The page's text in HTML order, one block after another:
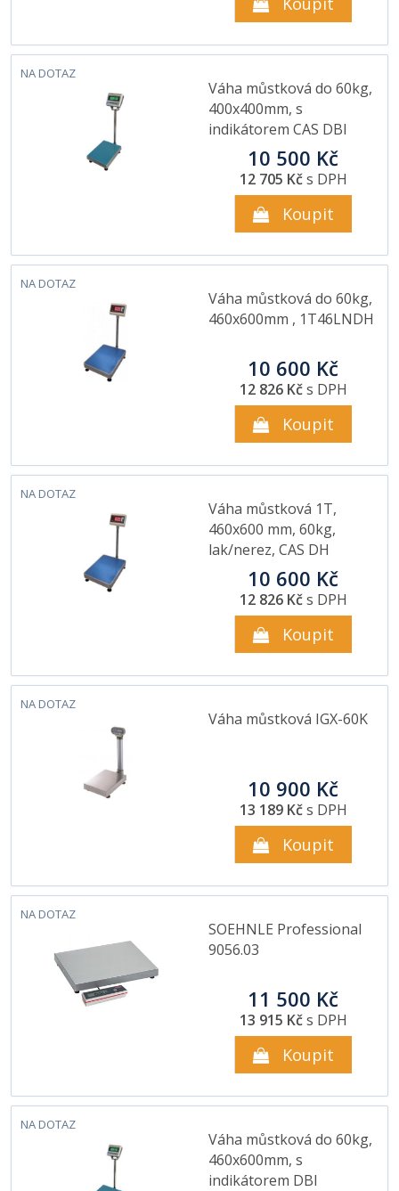
NA DOTAZ
Váha můstková do 60kg,
400x400mm, s
indikátorem CAS DBI
10 500 Kč
12 705 Kčs DPH
Koupit
NA DOTAZ
Váha můstková do 60kg,
460x600mm , 1T46LNDH
10 600 Kč
12 826 Kčs DPH
Koupit
NA DOTAZ
Váha můstková 1T,
460x600 mm, 60kg,
lak/nerez, CAS DH
10 600 Kč
12 826 Kčs DPH
Koupit
NA DOTAZ
Váha můstková IGX-60K
10 900 Kč
13 189 Kčs DPH
Koupit
NA DOTAZ
SOEHNLE Professional
9056.03
11 500 Kč
13 915 Kčs DPH
Koupit
NA DOTAZ
Váha můstková do 60kg,
460x600mm, s
indikátorem DBI